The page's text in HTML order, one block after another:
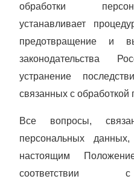
обработки
устанавливает
предотвращение и
законодательства
устранение
связанных с
Все вопросы,
персональных
настоящим
соответствии